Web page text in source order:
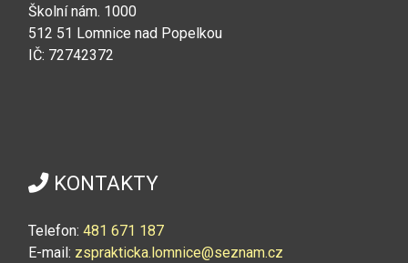
Školní nám. 1000
512 51 Lomnice nad Popelkou
IČ: 72742372
KONTAKTY
Telefon: 481 671 187
E-mail: zsprakticka.lomnice@seznam.cz